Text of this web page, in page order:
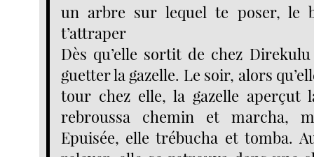
un arbre sur lequel te poser, le
t’attraper
Dès qu’elle sortit de chez
guetter la gazelle. Le soir, alors
tour chez elle, la gazelle aperçut
rebroussa chemin et marcha,
Epuisée, elle trébucha et tomba.